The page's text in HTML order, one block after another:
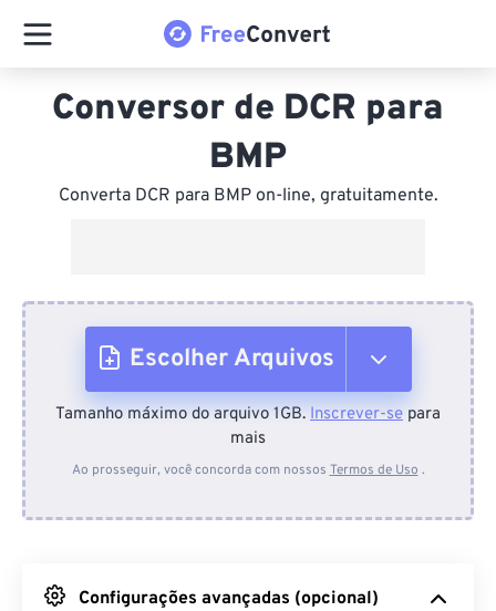
Conversor de DCR para
BMP
Converta DCR para BMP on-line, gratuitamente.
Escolher Arquivos
Do dispositivo
Do Google Drive
Tamanho máximo do arquivo 1GB. Inscrever-se para
mais
Ao prosseguir, você concorda com nossos Termos de Uso .
Configurações avançadas (opcional)